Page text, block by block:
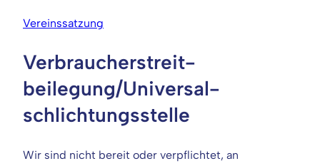
Vereinssatzung
Verbraucher­streit­
beilegung/Universal­
schlichtungs­stelle
Wir sind nicht bereit oder verpflichtet, an